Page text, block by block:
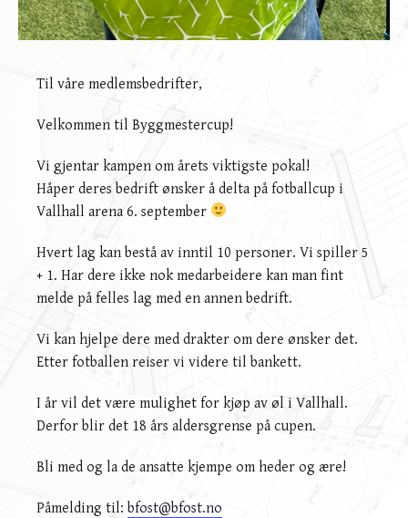
Til våre medlemsbedrifter,
Velkommen til Byggmestercup!
Vi gjentar kampen om årets viktigste pokal!
Håper deres bedrift ønsker å delta på fotballcup i
Vallhall arena 6. september
Hvert lag kan bestå av inntil 10 personer. Vi spiller 5
+ 1. Har dere ikke nok medarbeidere kan man fint
melde på felles lag med en annen bedrift.
Vi kan hjelpe dere med drakter om dere ønsker det.
Etter fotballen reiser vi videre til bankett.
I år vil det være mulighet for kjøp av øl i Vallhall.
Derfor blir det 18 års aldersgrense på cupen.
Bli med og la de ansatte kjempe om heder og ære!
Påmelding til: bfost@bfost.no